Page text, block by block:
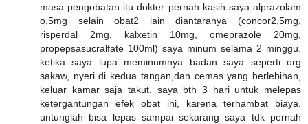
masa pengobatan itu dokter pernah kasih saya alprazolam
o,5mg selain obat2 lain diantaranya (concor2,5mg,
risperdal 2mg, kalxetin 10mg, omeprazole 20mg,
propepsasucralfate 100ml) saya minum selama 2 minggu.
ketika saya lupa meminumnya badan saya seperti org
sakaw, nyeri di kedua tangan,dan cemas yang berlebihan,
keluar kamar saja takut. saya bth 3 hari untuk melepas
ketergantungan efek obat ini, karena terhambat biaya.
untunglah bisa lepas sampai sekarang saya tdk pernah